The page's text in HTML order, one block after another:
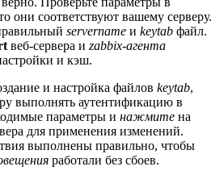
они соответствуют вашему серверу.
servername и keytab файл.
веб-сервера и zabbix-агента
и кэш.
и настройка файлов keytab,
выполнять аутентификацию в
параметры и нажмите на
для применения изменений.
выполнены правильно, чтобы
работали без сбоев.